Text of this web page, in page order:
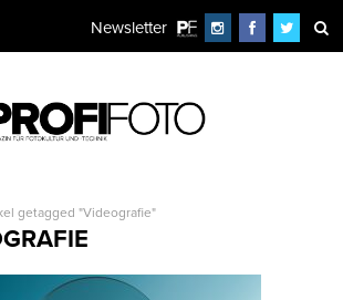
Newsletter
getagged "Videografie"